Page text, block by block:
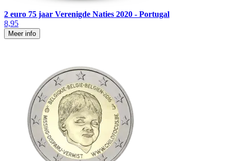
2 euro 75 jaar Verenigde Naties 2020 - Portugal
8,95
Meer info